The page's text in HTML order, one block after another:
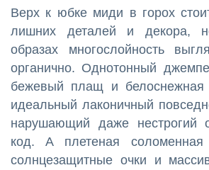
Верх к юбке миди в горох
лишних деталей и декора,
образах многослойность
органично. Однотонный
бежевый плащ и белоснежная
идеальный лаконичный
нарушающий даже нестрогий
код. А плетеная
солнцезащитные очки и